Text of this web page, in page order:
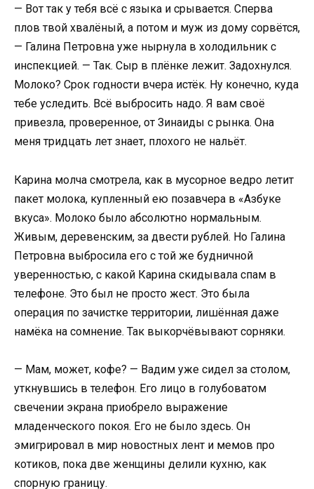
— Вот так у тебя всё с языка и срывается. Сперва
плов твой хвалёный, а потом и муж из дому сорвётся,
— Галина Петровна уже нырнула в холодильник с
инспекцией. — Так. Сыр в плёнке лежит. Задохнулся.
Молоко? Срок годности вчера истёк. Ну конечно, куда
тебе уследить. Всё выбросить надо. Я вам своё
привезла, проверенное, от Зинаиды с рынка. Она
меня тридцать лет знает, плохого не нальёт.
Карина молча смотрела, как в мусорное ведро летит
пакет молока, купленный ею позавчера в «Азбуке
вкуса». Молоко было абсолютно нормальным.
Живым, деревенским, за двести рублей. Но Галина
Петровна выбросила его с той же будничной
уверенностью, с какой Карина скидывала спам в
телефоне. Это был не просто жест. Это была
операция по зачистке территории, лишённая даже
намёка на сомнение. Так выкорчёвывают сорняки.
— Мам, может, кофе? — Вадим уже сидел за столом,
уткнувшись в телефон. Его лицо в голубоватом
свечении экрана приобрело выражение
младенческого покоя. Его не было здесь. Он
эмигрировал в мир новостных лент и мемов про
котиков, пока две женщины делили кухню, как
спорную границу.